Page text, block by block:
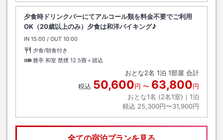
夕食時ドリンクバーにてアルコール類を料金不要でご利用
OK（20歳以上のみ）夕食は和洋バイキング♪
IN チェックイン
15:00 / OUT チェックアウト
10:00
夕食/朝食付き
雅亭 和室 禁煙 12.5畳＋踏込
おとな2名 1泊 1部屋 合計
税込 50,600円 〜 63,800円
おとな1名 (2名1室)｜ 1泊
税込 25,300円〜31,900円